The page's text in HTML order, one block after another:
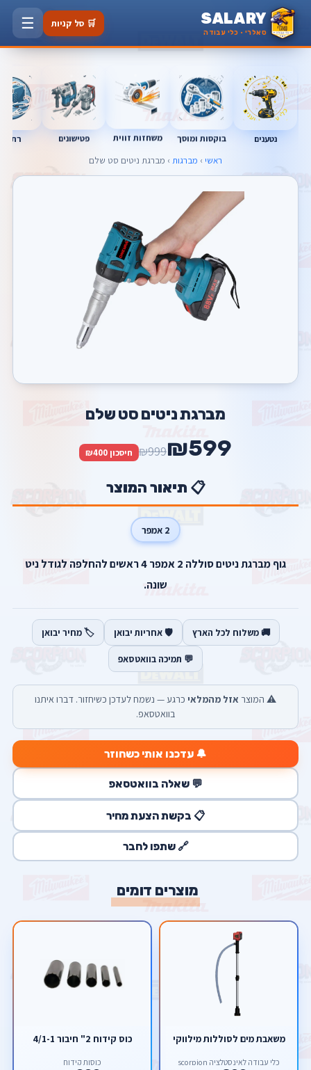
SALARY
סאלרי · כלי עבודה
🛒 סל קניות ☰
נטענים בוקסות ומוסך משחזות זווית פטישונים
ראשי › מברגות › מברגת ניטים סט שלם
מברגת ניטים סט שלם
₪599
₪999 חיסכון ₪400
📋 תיאור המוצר
2 אמפר
גוף מברגת ניטים סוללה 2 אמפר 4 ראשים להחלפה לגודל ניט
שונה.
🚚 משלוח לכל הארץ 🛡️ אחריות יבואן 🏷️ מחיר יבואן
💬 תמיכה בוואטסאפ
⚠️ המוצר אזל מהמלאי כרגע — נשמח לעדכן כשיחזור. דברו איתנו
בוואטסאפ.
🔔 עדכנו אותי כשחוזר
💬 שאלה בוואטסאפ
📋 בקשת הצעת מחיר
🔗 שתפו לחבר
מוצרים דומים
משאבת מים לסוללות מילווקי
כלי עבודה לאינסטלציה scorpion
כוס קידוח 2" חיבור 1-1/4⁩
כוסות קידוח